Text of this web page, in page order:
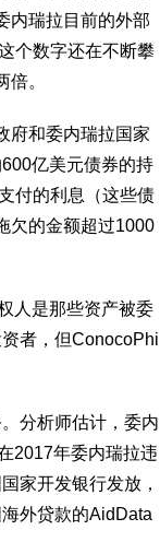
内瑞拉目前的外部
个数字还在不断攀
。
府和委内瑞拉国家
亿美元债券的持
付的利息（这些债
欠的金额超过1000
人是那些资产被委
者，但ConocoPhi
分析师估计，委内
2017年委内瑞拉违
家开发银行发放，
外贷款的AidData